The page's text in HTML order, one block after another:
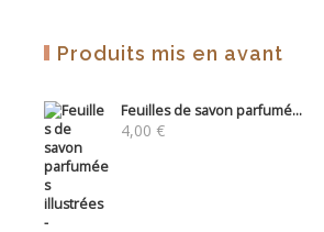
Produits mis en avant
Feuilles de savon parfumé...
4,00 €